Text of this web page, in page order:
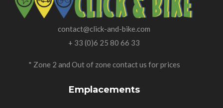
contact@click-and-bike.com
+ 33 (0)6 25 80 66 33
* Zone 2 and Out of zone contact us for prices
Emplacements